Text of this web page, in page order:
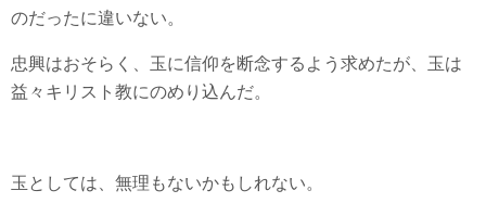
のだったに違いない。
忠興はおそらく、玉に信仰を断念するよう求めたが、玉は
益々キリスト教にのめり込んだ。
玉としては、無理もないかもしれない。